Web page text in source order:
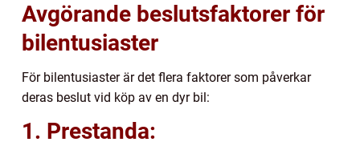
Avgörande beslutsfaktorer för
bilentusiaster
För bilentusiaster är det flera faktorer som påverkar
deras beslut vid köp av en dyr bil:
1. Prestanda: